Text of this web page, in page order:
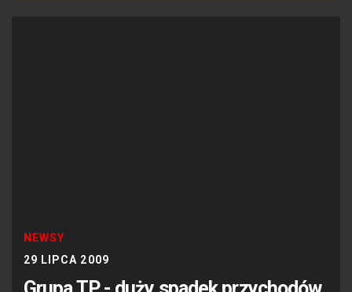
NEWSY
29 LIPCA 2009